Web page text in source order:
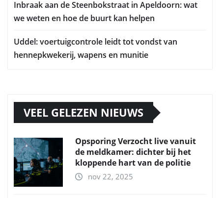
Inbraak aan de Steenbokstraat in Apeldoorn: wat
we weten en hoe de buurt kan helpen
Uddel: voertuigcontrole leidt tot vondst van
hennepkwekerij, wapens en munitie
VEEL GELEZEN NIEUWS
Opsporing Verzocht live vanuit
de meldkamer: dichter bij het
kloppende hart van de politie
nov 22, 2025